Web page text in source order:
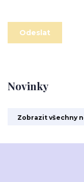
Novinky
Zobrazit všechny